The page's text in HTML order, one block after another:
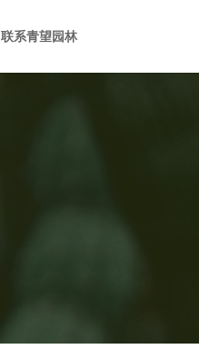
联系青望园林